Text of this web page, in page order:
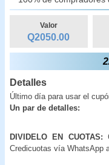
Valor
Q2050.00
Detalles
Último día para usar el
Un par de detalles:
DIVIDELO EN CUOTAS:
Credicuotas vía WhatsApp